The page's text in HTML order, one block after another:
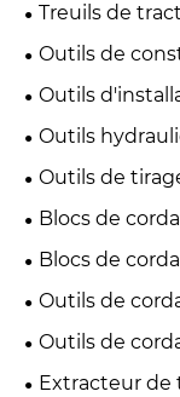
Treuils de
Outils de
Outils
Outils
Outils de
Blocs de
Blocs de
Outils de
Outils de
Extracteur de